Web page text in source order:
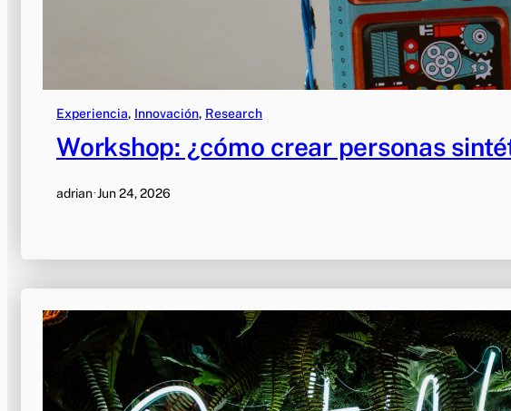
Experiencia, Innovación, Research
Workshop: ¿cómo crear personas
adrian·Jun 24, 2026